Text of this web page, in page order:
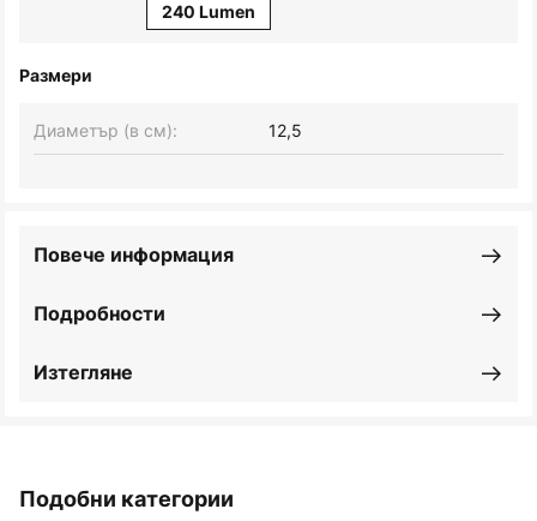
240 Lumen
Размери
Диаметър (в см): 12,5
Подробности
Повече информация
Изтегляне
Подобни категории